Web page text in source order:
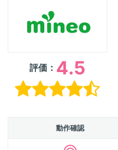
評価： 4.5
動作確認